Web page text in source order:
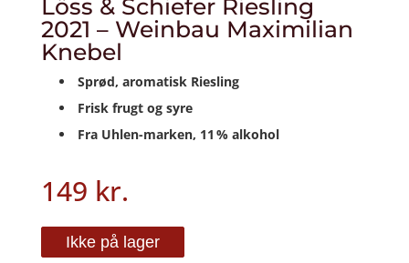
Löss & Schiefer Riesling
2021 – Weinbau Maximilian
Knebel
Sprød, aromatisk Riesling
Frisk frugt og syre
Fra Uhlen-marken, 11 % alkohol
149 kr.
Ikke på lager